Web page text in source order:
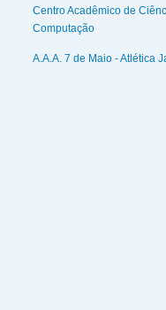
Centro Acadêmico de
Computação
A.A.A. 7 de Maio - Atlética